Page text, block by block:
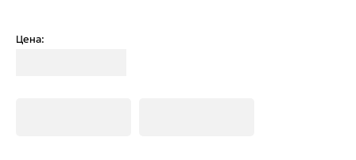
Цена: